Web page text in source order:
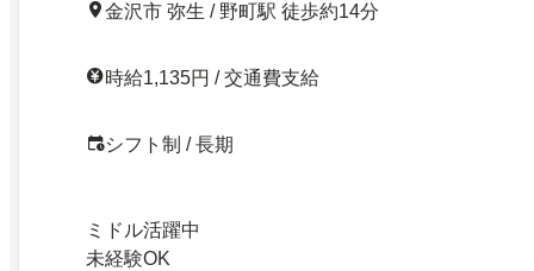
金沢市 弥生 / 野町駅 徒歩約14分
時給1,135円 / 交通費支給
シフト制 / 長期
ミドル活躍中
未経験OK